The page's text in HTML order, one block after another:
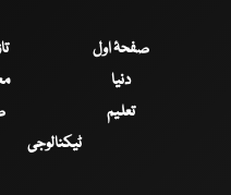
صفحۂ اول
دنیا
تعلیم
ٹیکنالوجی